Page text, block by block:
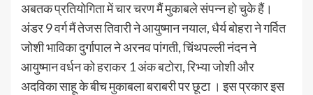
अबतक प्रतियोगिता में चार चरण मैं मुकाबले संपन्न हो चुके हैं।
अंडर 9 वर्ग मैं तेजस तिवारी ने आयुष्मान नयाल, धैर्य बोहरा ने गर्वित
जोशी भाविका दुर्गापाल ने अरनव पांगती, चिंथपल्ली नंदन ने
आयुष्मान वर्धन को हराकर 1 अंक बटोरा, रिभ्या जोशी और
अदविका साहू के बीच मुकाबला बराबरी पर छूटा । इस प्रकार इस